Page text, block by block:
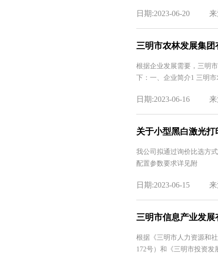
日期:2023-06-20
三明市农林发展集
根据企业发展需要，三明
下：一、企业简介1 三明
日期:2023-06-16
关于小型黑白激光
我公司拟通过询价比选方
配置参数要求详见附
日期:2023-06-15
三明市信息产业发展
根据《三明市人力资源和
172号）和《三明市投资发